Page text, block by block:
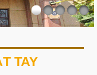
TAY